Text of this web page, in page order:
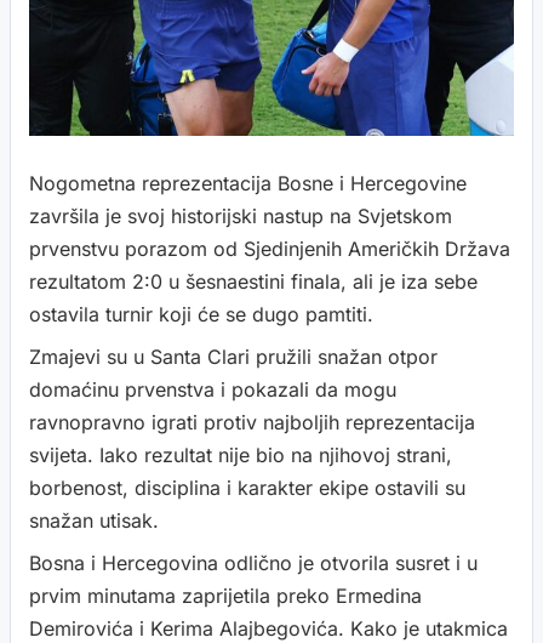
Nogometna reprezentacija Bosne i Hercegovine
završila je svoj historijski nastup na Svjetskom
prvenstvu porazom od Sjedinjenih Američkih Država
rezultatom 2:0 u šesnaestini finala, ali je iza sebe
ostavila turnir koji će se dugo pamtiti.
Zmajevi su u Santa Clari pružili snažan otpor
domaćinu prvenstva i pokazali da mogu
ravnopravno igrati protiv najboljih reprezentacija
svijeta. Iako rezultat nije bio na njihovoj strani,
borbenost, disciplina i karakter ekipe ostavili su
snažan utisak.
Bosna i Hercegovina odlično je otvorila susret i u
prvim minutama zaprijetila preko Ermedina
Demirovića i Kerima Alajbegovića. Kako je utakmica